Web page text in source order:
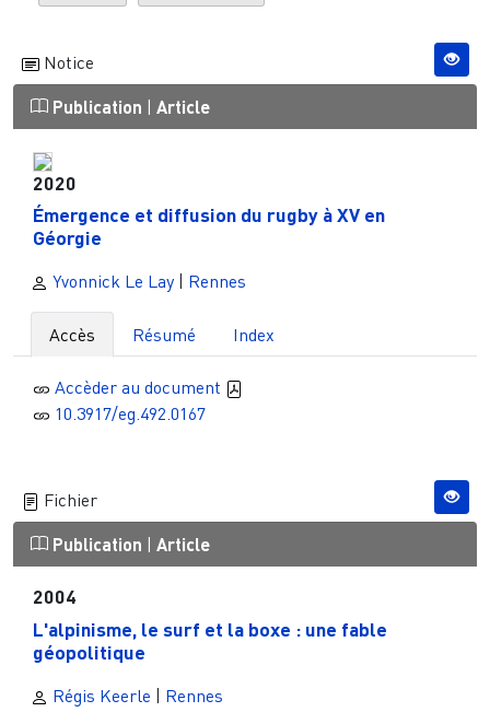
Notice
Publication | Article
2020
Émergence et diffusion du rugby à XV en
Géorgie
Yvonnick Le Lay Rennes
Accès Résumé Index
Accèder au document
10.3917/eg.492.0167
Fichier
Publication | Article
2004
L'alpinisme, le surf et la boxe : une fable
géopolitique
Régis Keerle | Rennes